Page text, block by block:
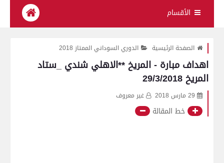
الأقسام
الصفحة الرئيسية الدوري السوداني الممتاز 2018
اهداف مبارة - المريخ **الاهلي شندي _ستاد
المريخ 29/3/2018
29 مارس 2018 غير معروف
خط المقالة